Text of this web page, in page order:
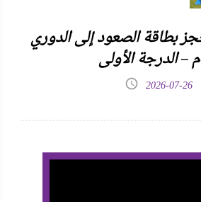
بطاقة الصعود إلى الدوري
– الدرجة الأولى
2026-07-26